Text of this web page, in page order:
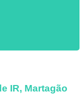
IR, Martagão